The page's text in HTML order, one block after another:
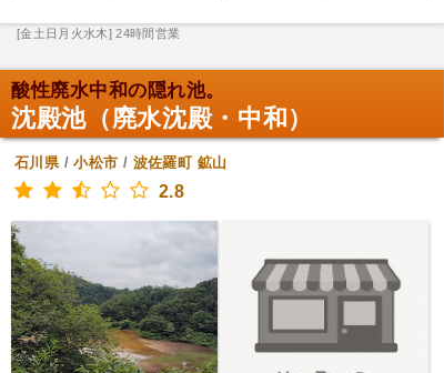
[金土日月火水木] 24時間営業
酸性廃水中和の隠れ池。
沈殿池（廃水沈殿・中和）
石川県/小松市 / 波佐羅町 鉱山
2.8